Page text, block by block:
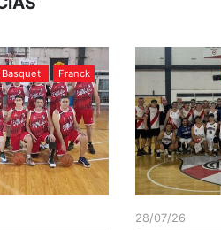
Basquet Franck
28/07/26